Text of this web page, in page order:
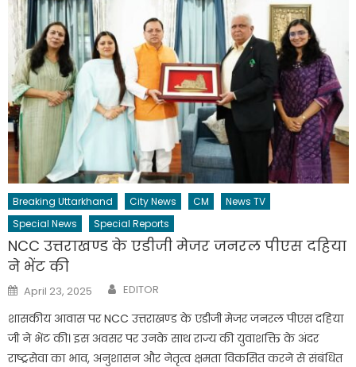
Breaking Uttarkhand City News CM
News TV
Special News
Special Reports
NCC उत्तराखण्ड के एडीजी मेजर जनरल पीएस दहिया
ने भेंट की
Posted
on
April 23, 2025 Author
EDITOR
शासकीय आवास पर NCC उत्तराखण्ड के एडीजी मेजर जनरल पीएस दहिया
जी ने भेंट की। इस अवसर पर उनके साथ राज्य की युवाशक्ति के अंदर
राष्ट्रसेवा का भाव, अनुशासन और नेतृत्व क्षमता विकसित करने से संबंधित